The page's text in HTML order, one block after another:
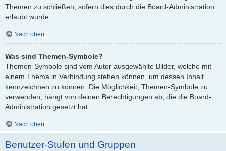
Themen zu schließen, sofern dies durch die Board-Administration
erlaubt wurde.
Nach oben
Was sind Themen-Symbole?
Themen-Symbole sind vom Autor ausgewählte Bilder, welche mit
einem Thema in Verbindung stehen können, um dessen Inhalt
kennzeichnen zu können. Die Möglichkeit, Themen-Symbole zu
verwenden, hängt von deinen Berechtigungen ab, die die Board-
Administration gesetzt hat.
Nach oben
Benutzer-Stufen und Gruppen